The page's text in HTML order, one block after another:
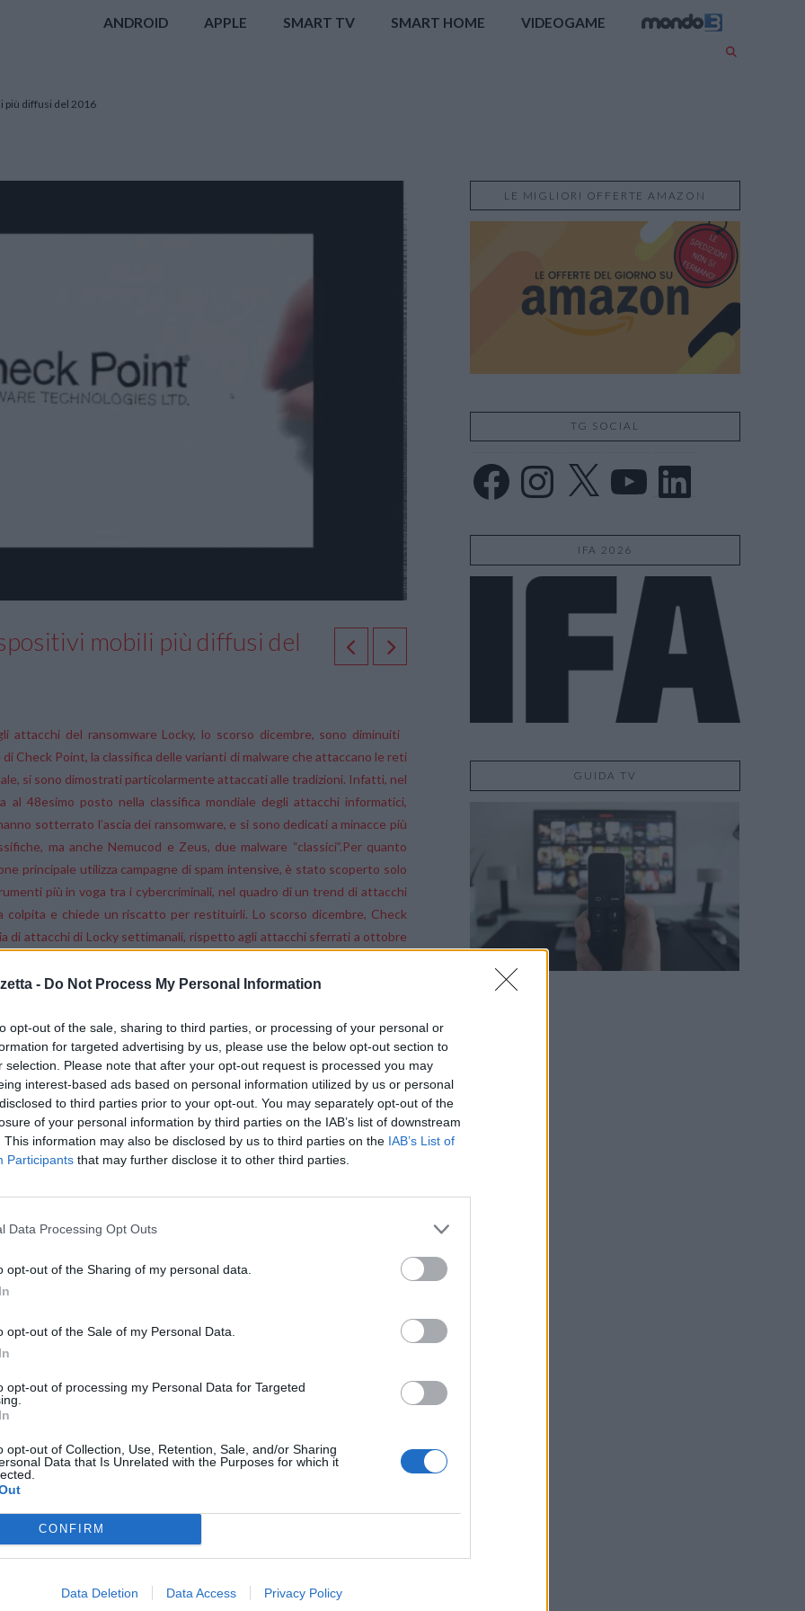
- Do Not Process My Personal Information
opt-out of the sale, sharing to third parties, or processing of your personal or
for targeted advertising by us, please use the below opt-out section to
selection. Please note that after your opt-out request is processed you may
interest-based ads based on personal information utilized by us or personal
to third parties prior to your opt-out. You may separately opt-out of the
of your personal information by third parties on the IAB’s list of downstream
This information may also be disclosed by us to third parties on the IAB’s List of
Participants that may further disclose it to other third parties.
Data Processing Opt Outs
opt-out of the Sharing of my personal data.
opt-out of the Sale of my Personal Data.
opt-out of processing my Personal Data for Targeted
opt-out of Collection, Use, Retention, Sale, and/or Sharing
Data that Is Unrelated with the Purposes for which it
CONFIRM
Data Deletion Data Access Privacy Policy
ANDROID APPLE SMART TV SMART HOME VIDEOGAME
più diffusi del 2016
mobili più diffusi del
attacchi del ransomware Locky, lo scorso dicembre, sono diminuiti
Check Point, la classifica delle varianti di malware che attaccano le reti
si sono dimostrati particolarmente attaccati alle tradizioni. Infatti, nel
al 48esimo posto nella classifica mondiale degli attacchi informatici,
sotterrato l’ascia dei ransomware, e si sono dedicati a minacce più
ma anche Nemucod e Zeus, due malware “classici”.Per quanto
principale utilizza campagne di spam intensive, è stato scoperto solo
più in voga tra i cybercriminali, nel quadro di un trend di attacchi
e chiede un riscatto per restituirli. Lo scorso dicembre, Check
di attacchi di Locky settimanali, rispetto agli attacchi sferrati a ottobre
giugno, i ransomware non figurano tra le 10 minacce più diffuse.
dell’8% degli attacchi di malware conosciuti contro le organizzazioni, il
tendenza simile era stata osservata anche a dicembre dell’anno
ai mesi precedenti – e con un riassestamento delle cifre a gennaio.A
del 10% di tutti gli attacchi conosciuti in questo periodo.
e Slammer, con il 4% degli attacchi riconosciuti. Le 10 varianti di
download di altri malware. La macchina infettata viene controllata da
pronta a ricevere istruzioni.
in genere per scaricare varianti di ransomwareo altri payload
Microsoft SQL 2000. Si diffonde rapidamente, e può generare denial
mobili più diffusi a dicembre 2016, e, ancora una volta, Android
mobili più diffusi sono stati:↔ Hummingbad
installa applicazioni fraudolente, e, con poche modifiche, può
il furto di credenziali, e riesce a scavalcare la crittografia utilizzata
permessi maggiori rispetto all’utente, e quindi di scaricare
inoltre, è in grado di imitare le URL caricate sul browser.
applicazioni sul telefono cellulare all’insaputa dell’utente.
affermato: “La netta diminuzione degli attacchi di Locky a dicembre
LE MIGLIORI OFFERTE AMAZON
TG SOCIAL
Facebook Instagram YouTube LinkedIn
IFA 2026
GUIDA TV